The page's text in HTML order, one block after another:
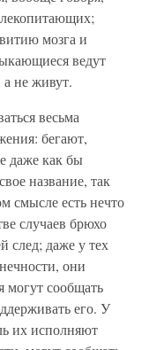
мозга и
ведут
а не живут.
весьма
бегают,
даже как бы
название, так
смысле есть нечто
случаев брюхо
след; даже у тех
они
могут сообщать
его. У
их исполняют